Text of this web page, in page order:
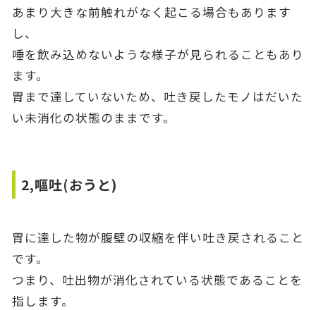
あまり大きな前触れがなく起こる場合もあります
し、
唾を飲み込めないような様子が見られることもあり
ます。
胃まで達していないため、吐き戻したモノはだいた
い未消化の状態のままです。
2,嘔吐(おうと)
胃に達した物が腹壁の収縮を伴い吐き戻されること
です。
つまり、吐出物が消化されている状態であることを
指します。